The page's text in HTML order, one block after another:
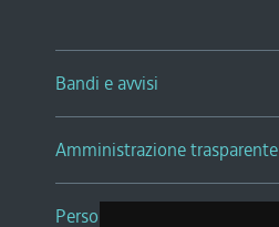
Bandi e avvisi
Amministrazione trasparente
Persone e Uffici